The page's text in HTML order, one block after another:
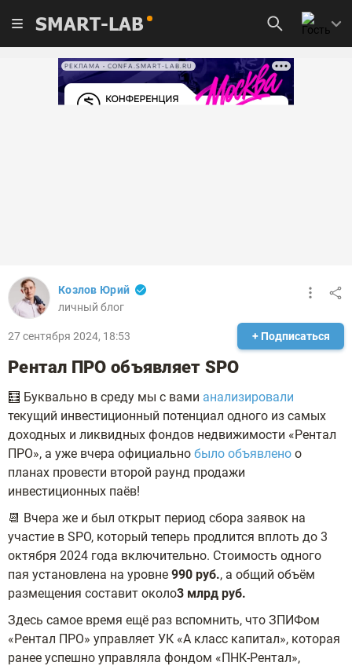
SMART-LAB
РЕКЛАМА • CONFA.SMART-LAB.RU
Козлов Юрий
личный блог
27 сентября 2024, 18:53 + Подписаться
Рентал ПРО объявляет SPO
🧮 Буквально в среду мы с вами анализировали
текущий инвестиционный потенциал одного из самых
доходных и ликвидных фондов недвижимости «Рентал
ПРО», а уже вчера официально было объявлено о
планах провести второй раунд продажи
инвестиционных паёв!
📆 Вчера же и был открыт период сбора заявок на
участие в SPO, который теперь продлится вплоть до 3
октября 2024 года включительно. Стоимость одного
пая установлена на уровне 990 руб., а общий объём
размещения составит около3 млрд руб.
Здесь самое время ещё раз вспомнить, что ЗПИФом
«Рентал ПРО» управляет УК «А класс капитал», которая
ранее успешно управляла фондом «ПНК-Рентал»,